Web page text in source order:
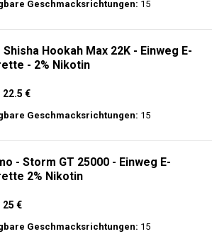
Geschmacksrichtungen: 15
Shisha Hookah Max 22K - Einweg E-
- 2% Nikotin
22.5 €
Geschmacksrichtungen: 15
- Storm GT 25000 - Einweg E-
2% Nikotin
25 €
Geschmacksrichtungen: 15